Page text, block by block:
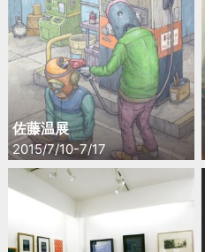
佐藤温展
2015/7/10-7/17